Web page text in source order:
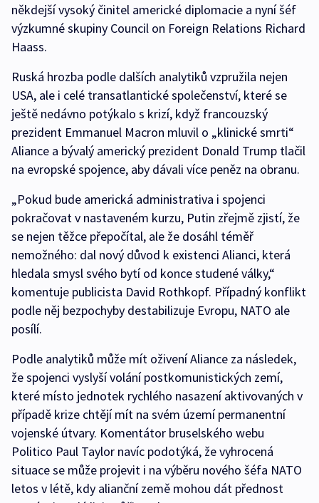
někdejší vysoký činitel americké diplomacie a nyní šéf
výzkumné skupiny Council on Foreign Relations Richard
Haass.
Ruská hrozba podle dalších analytiků vzpružila nejen
USA, ale i celé transatlantické společenství, které se
ještě nedávno potýkalo s krizí, když francouzský
prezident Emmanuel Macron mluvil o „klinické smrti“
Aliance a bývalý americký prezident Donald Trump tlačil
na evropské spojence, aby dávali více peněz na obranu.
„Pokud bude americká administrativa i spojenci
pokračovat v nastaveném kurzu, Putin zřejmě zjistí, že
se nejen těžce přepočítal, ale že dosáhl téměř
nemožného: dal nový důvod k existenci Alianci, která
hledala smysl svého bytí od konce studené války,“
komentuje publicista David Rothkopf. Případný konflikt
podle něj bezpochyby destabilizuje Evropu, NATO ale
posílí.
Podle analytiků může mít oživení Aliance za následek,
že spojenci vyslyší volání postkomunistických zemí,
které místo jednotek rychlého nasazení aktivovaných v
případě krize chtějí mít na svém území permanentní
vojenské útvary. Komentátor bruselského webu
Politico Paul Taylor navíc podotýká, že vyhrocená
situace se může projevit i na výběru nového šéfa NATO
letos v létě, kdy alianční země mohou dát přednost